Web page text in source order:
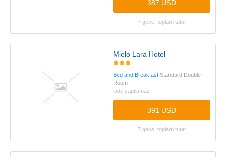
387 USD
7 gece, toplam tutar
Mielo Lara Hotel
Bed and Breakfast Standard Double
Room
iade yapılamaz
391 USD
7 gece, toplam tutar